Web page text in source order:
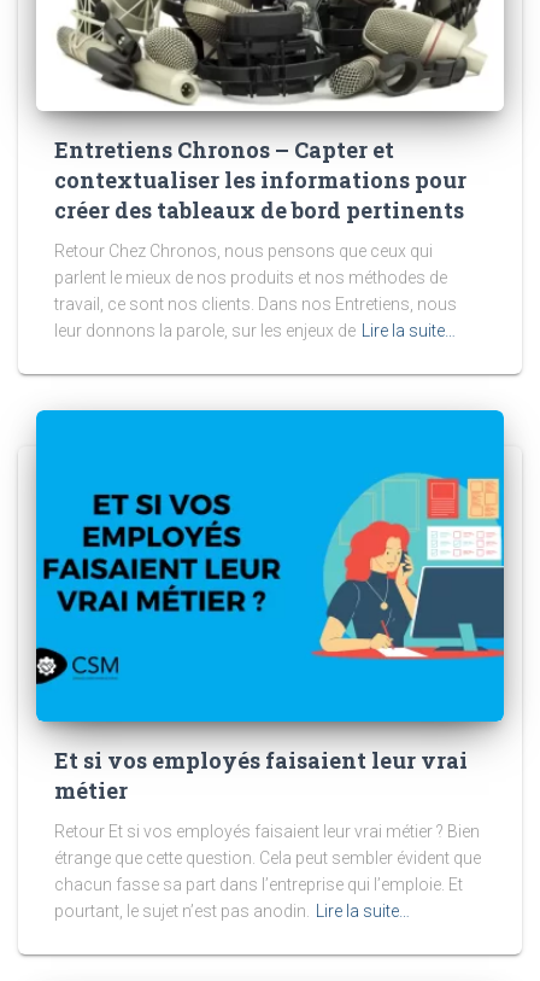
Entretiens Chronos – Capter et
contextualiser les informations pour
créer des tableaux de bord pertinents
Retour Chez Chronos, nous pensons que ceux qui
parlent le mieux de nos produits et nos méthodes de
travail, ce sont nos clients. Dans nos Entretiens, nous
leur donnons la parole, sur les enjeux de
Lire la suite…
Et si vos employés faisaient leur vrai
métier
Retour Et si vos employés faisaient leur vrai métier ? Bien
étrange que cette question. Cela peut sembler évident que
chacun fasse sa part dans l’entreprise qui l’emploie. Et
pourtant, le sujet n’est pas anodin. Lire la suite…